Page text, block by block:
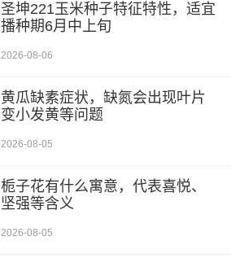
圣坤221玉米种子特征特性，适宜
播种期6月中上旬
2026-08-06
黄瓜缺素症状，缺氮会出现叶片
变小发黄等问题
2026-08-05
栀子花有什么寓意，代表喜悦、
坚强等含义
2026-08-05